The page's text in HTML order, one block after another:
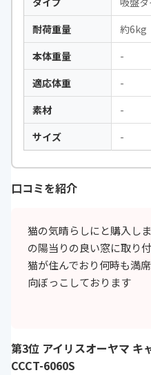
耐荷重量
約6kg
本体重量
-
適応体重
-
素材
-
サイズ
-
口コミを紹介
猫の気晴らしにと購入し
の陽当りの良い窓に取り
猫が住んでおり何時も満
向ぼっこしております
第3位 アイリスオーヤマ キ
CCCT-6060S